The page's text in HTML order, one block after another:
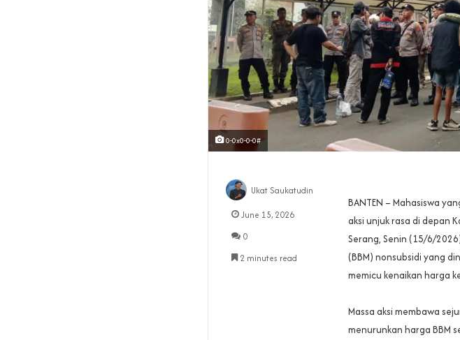
0-0x0-0-0#
BANTEN – Mahasiswa
aksi unjuk rasa di depan
Serang, Senin (15/6/
(BBM) nonsubsidi yang
memicu kenaikan harga
‎Massa aksi membawa
menurunkan harga BBM
Ukat Saukatudin
June 15, 2026
0
2 minutes read